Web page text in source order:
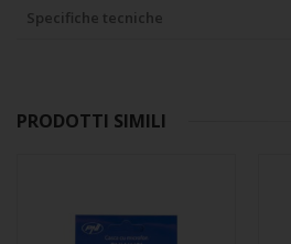
Specifiche tecniche
PRODOTTI SIMILI